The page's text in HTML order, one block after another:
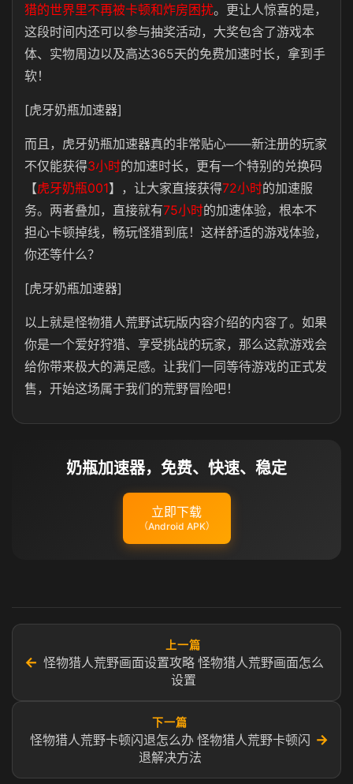
猎的世界里不再被卡顿和炸房困扰。更让人惊喜的是，
这段时间内还可以参与抽奖活动，大奖包含了游戏本
体、实物周边以及高达365天的免费加速时长，拿到手
软！
[虎牙奶瓶加速器]
而且，虎牙奶瓶加速器真的非常贴心——新注册的玩家
不仅能获得3小时的加速时长，更有一个特别的兑换码
【虎牙奶瓶001】，让大家直接获得72小时的加速服
务。两者叠加，直接就有75小时的加速体验，根本不
担心卡顿掉线，畅玩怪猎到底！这样舒适的游戏体验，
你还等什么？
[虎牙奶瓶加速器]
以上就是怪物猎人荒野试玩版内容介绍的内容了。如果
你是一个爱好狩猎、享受挑战的玩家，那么这款游戏会
给你带来极大的满足感。让我们一同等待游戏的正式发
售，开始这场属于我们的荒野冒险吧！
奶瓶加速器，免费、快速、稳定
立即下载
（Android APK）
←
上一篇
怪物猎人荒野画面设置攻略 怪物猎人荒野画面怎么
设置
下一篇
怪物猎人荒野卡顿闪退怎么办 怪物猎人荒野卡顿闪
退解决方法
→